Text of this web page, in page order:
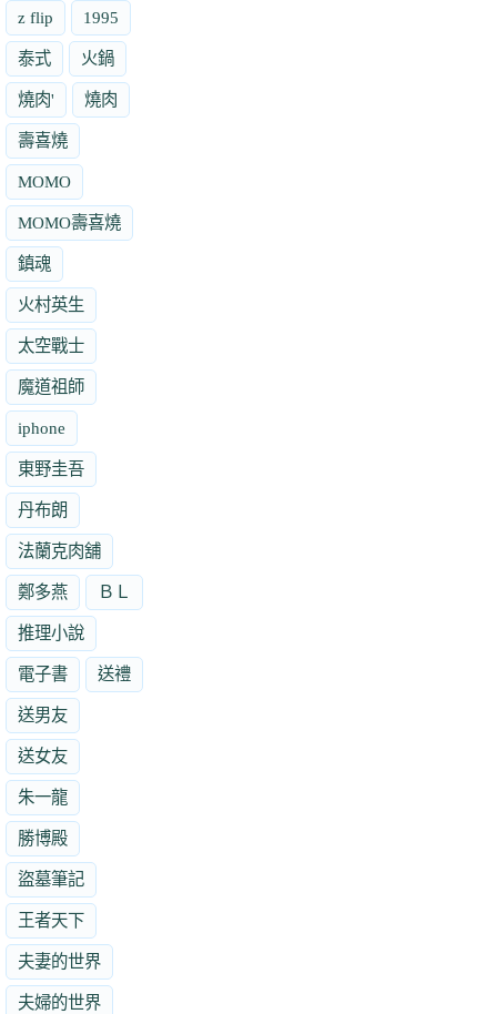
z flip 1995
泰式 火鍋
燒肉' 燒肉
壽喜燒
MOMO
MOMO壽喜燒
鎮魂
火村英生
太空戰士
魔道祖師
iphone
東野圭吾
丹布朗
法蘭克肉舖
鄭多燕 ＢＬ
推理小說
電子書 送禮
送男友
送女友
朱一龍
勝博殿
盜墓筆記
王者天下
夫妻的世界
夫婦的世界